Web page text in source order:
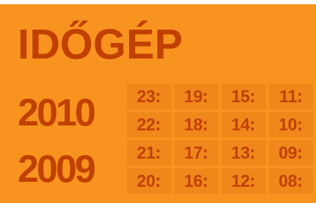
IDŐGÉP
2010
2009
23: 19: 15:
11:
22:
18: 14:
10:
21:
17: 13:
09:
20:
16: 12: 08: